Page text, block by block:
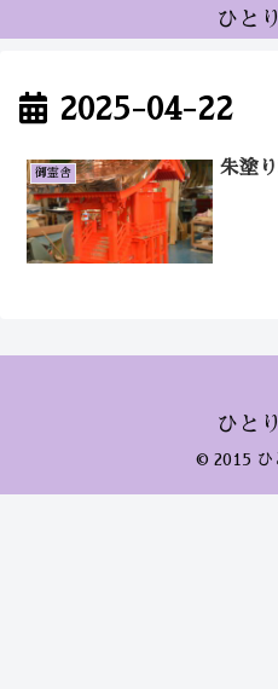
ひと
2025-04-22
御霊舎 朱塗
ひと
© 2015 ひ